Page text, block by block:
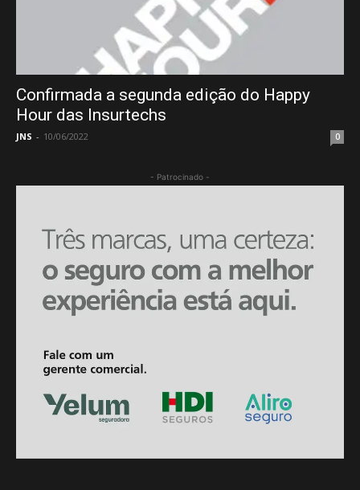
Confirmada a segunda edição do Happy
Hour das Insurtechs
JNS - 10/06/2022 0
- Patrocinado -